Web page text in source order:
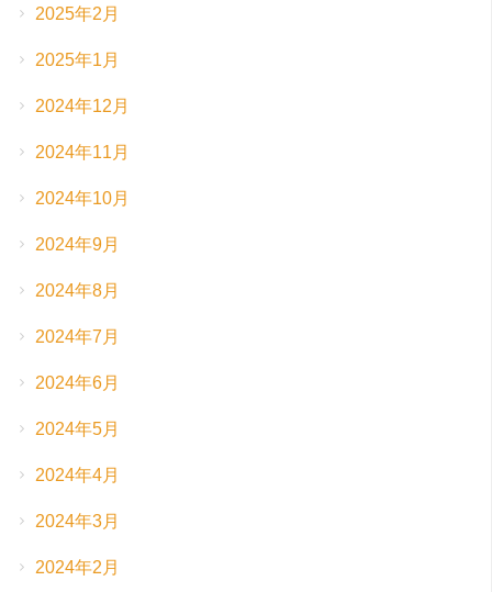
2025年2月
2025年1月
2024年12月
2024年11月
2024年10月
2024年9月
2024年8月
2024年7月
2024年6月
2024年5月
2024年4月
2024年3月
2024年2月